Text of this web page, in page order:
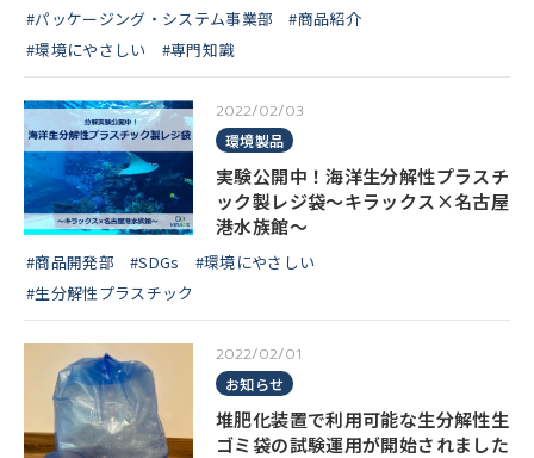
#パッケージング・システム事業部
#商品紹介
#環境にやさしい
#専門知識
2022/02/03
環境製品
実験公開中！海洋生分解性プラスチ
ック製レジ袋～キラックス×名古屋
港水族館～
#商品開発部 #SDGs
#環境にやさしい
#生分解性プラスチック
2022/02/01
お知らせ
堆肥化装置で利用可能な生分解性生
ゴミ袋の試験運用が開始されました